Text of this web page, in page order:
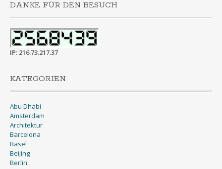
DANKE FÜR DEN BESUCH
IP: 216.73.217.37
KATEGORIEN
Abu Dhabi
Amsterdam
Architektur
Barcelona
Basel
Beijing
Berlin